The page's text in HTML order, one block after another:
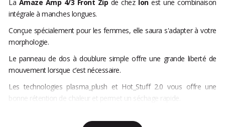
La Amaze Amp 4/3 Front Zip de chez Ionest une combinaison
intégrale à manches longues.
Conçue spécialement pour les femmes, elle saura s'adapter à votre
morphologie.
Le panneau de dos à doublure simple offre une grande liberté de
mouvement lorsque c’est nécessaire.
Les technologies plasma_plush et Hot_Stuff 2.0 vous offre une
bonne rétention de chaleur et permet un séchage rapide.